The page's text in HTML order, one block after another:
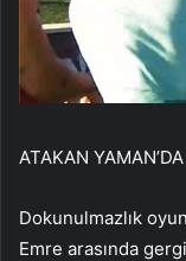
ATAKAN
Dokunulmazlık
Emre arasında